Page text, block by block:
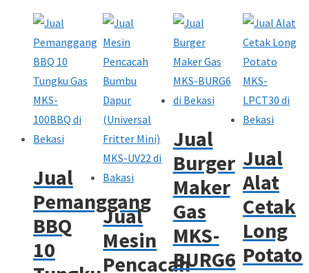
Jual
Pemanggang
BBQ
10
Jual
Mesin
Pencacah
Jual
Burger
Maker
Gas
MKS-
BURG6
Jual
Alat
Cetak
Long
Potato